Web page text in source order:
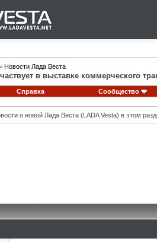
Новости Лада Веста
в выставке коммерческого
Справка Сообщество
о новой Лада Веста (LADA Vesta) в этом